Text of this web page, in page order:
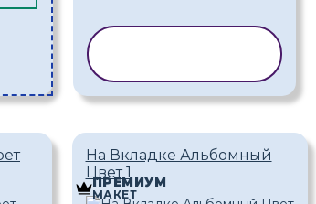
На Вкладке Альбомный
Цвет 1
ПРЕМИУМ
МАКЕТ